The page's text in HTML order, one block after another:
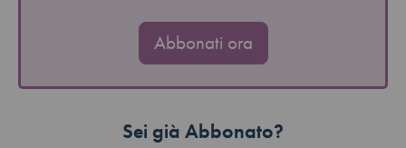
Abbonati ora
Sei già Abbonato?